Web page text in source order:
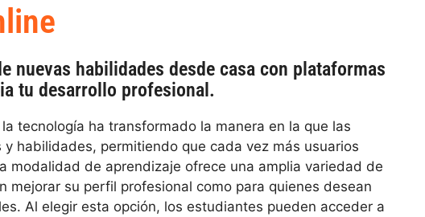
nuevas habilidades desde casa con plataformas
tu desarrollo profesional.
tecnología ha transformado la manera en la que las
habilidades, permitiendo que cada vez más usuarios
modalidad de aprendizaje ofrece una amplia variedad de
mejorar su perfil profesional como para quienes desean
Al elegir esta opción, los estudiantes pueden acceder a